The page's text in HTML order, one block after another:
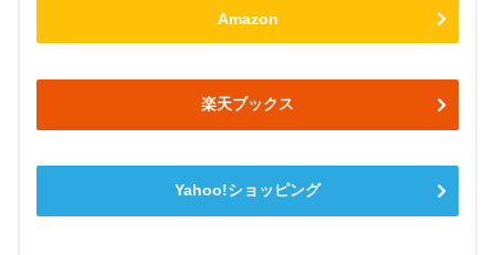
Amazon
楽天ブックス
Yahoo!ショッピング